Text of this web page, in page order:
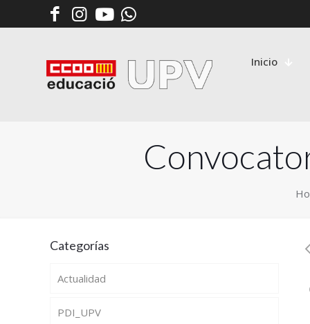
Inicio
Categorías
Actualidad
PDI_UPV